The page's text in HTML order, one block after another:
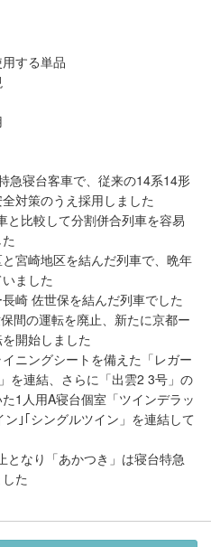
する単品
急寝台客車で、従来の14系14形
対策のうえ採用しました
と比較して分割併合列車を容易
宮崎地区を結んだ列車で、晩年
ました
崎 佐世保を結んだ列車でした
間の運転を廃止、新たに京都ー
開始しました
ニングシートを備えた「レガー
を連結、さらに「出雲2 3号」の
1人用A寝台個室「ツインデラッ
｣｢シングルツイン」を連結して
なり「あかつき」は寝台特急
た